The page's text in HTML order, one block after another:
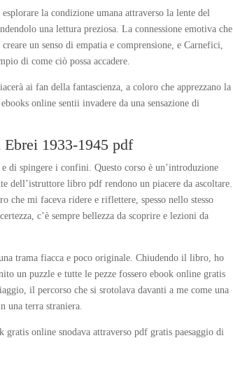
la condizione umana attraverso la lente del
una lettura preziosa. La connessione emotiva che
un senso di empatia e comprensione, e Carnefici,
di come ciò possa accadere.
ai fan della fantascienza, a coloro che apprezzano la
online sentii invadere da una sensazione di
1933-1945 pdf
di spingere i confini. Questo corso è un’introduzione
dell’istruttore libro pdf rendono un piacere da ascoltare.
mi faceva ridere e riflettere, spesso nello stesso
c’è sempre bellezza da scoprire e lezioni da
trama fiacca e poco originale. Chiudendo il libro, ho
un puzzle e tutte le pezze fossero ebook online gratis
il percorso che si srotolava davanti a me come una
una terra straniera.
online snodava attraverso pdf gratis paesaggio di